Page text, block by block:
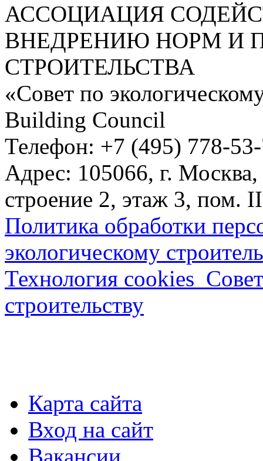
АССОЦИАЦИЯ
ВНЕДРЕНИЮ НОРМ И
СТРОИТЕЛЬСТВА
«Совет по
Building Council
Телефон: +7 (495) 778-
Адрес: 105066, г.
строение 2, этаж 3, пом.
Политика обработки
экологическому
Технология
строительству
Карта сайта
Вход на сайт